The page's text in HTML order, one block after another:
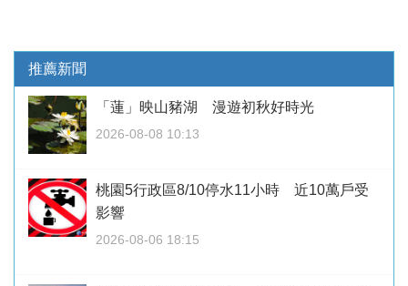
推薦新聞
「蓮」映山豬湖 漫遊初秋好時光
2026-08-08 10:13
桃園5行政區8/10停水11小時 近10萬戶受
影響
2026-08-06 18:15